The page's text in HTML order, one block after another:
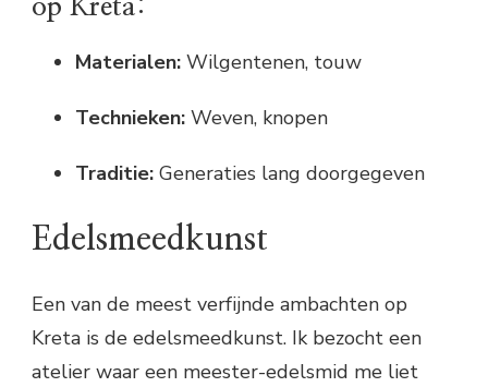
op Kreta:
Materialen: Wilgentenen, touw
Technieken: Weven, knopen
Traditie: Generaties lang doorgegeven
Edelsmeedkunst
Een van de meest verfijnde ambachten op
Kreta is de edelsmeedkunst. Ik bezocht een
atelier waar een meester-edelsmid me liet